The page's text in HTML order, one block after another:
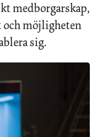
medborgarskap,
möjligheten
sig.